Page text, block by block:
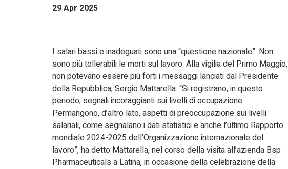
29 Apr 2025
I salari bassi e inadeguati sono una “questione nazionale”. Non
sono più tollerabili le morti sul lavoro. Alla vigilia del Primo Maggio,
non potevano essere più forti i messaggi lanciati dal Presidente
della Repubblica, Sergio Mattarella. “Si registrano, in questo
periodo, segnali incoraggianti sui livelli di occupazione.
Permangono, d’altro lato, aspetti di preoccupazione sui livelli
salariali, come segnalano i dati statistici e anche l’ultimo Rapporto
mondiale 2024-2025 dell’Organizzazione internazionale del
lavoro”, ha detto Mattarella, nel corso della visita all’azienda Bsp
Pharmaceuticals a Latina, in occasione della celebrazione della